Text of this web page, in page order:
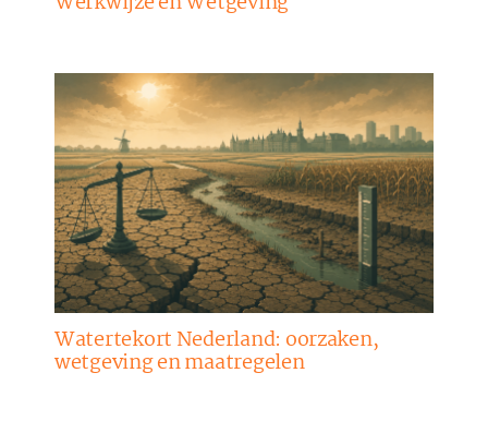
Watertekort Nederland: oorzaken,
wetgeving en maatregelen